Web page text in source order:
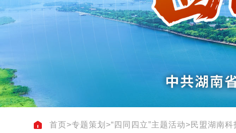
首页>专题策划 >“四同四立”主题活动>民盟湖南